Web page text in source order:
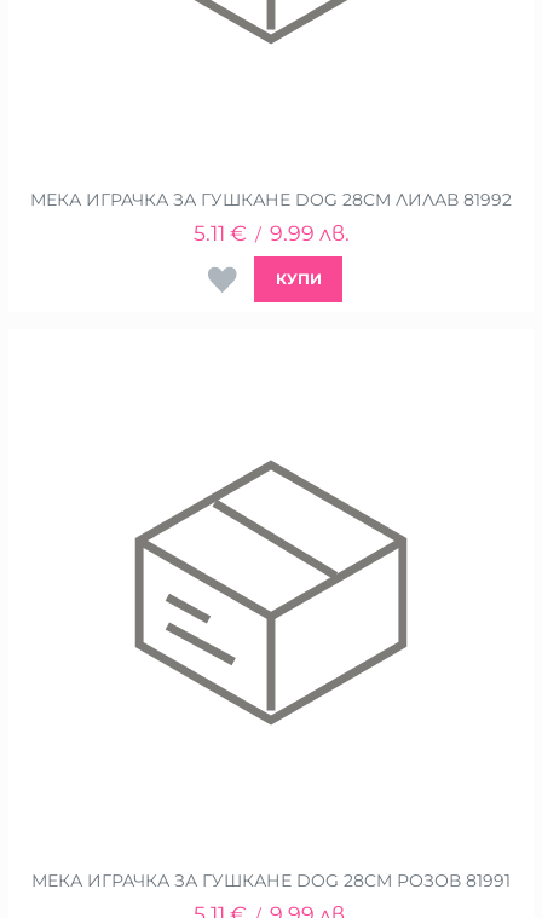
МЕКА ИГРАЧКА ЗА ГУШКАНЕ DOG 28CM ЛИЛАВ 81992
5.11 € / 9.99 лв.
КУПИ
МЕКА ИГРАЧКА ЗА ГУШКАНЕ DOG 28CM РОЗОВ 81991